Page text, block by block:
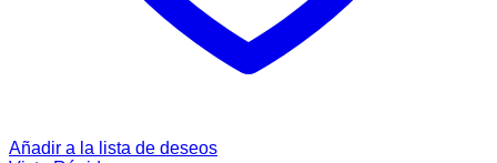
Añadir a la lista de deseos